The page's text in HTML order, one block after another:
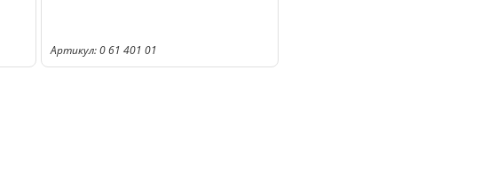
Артикул: 0 61 401 01